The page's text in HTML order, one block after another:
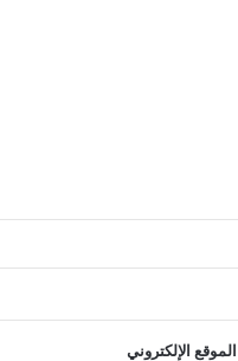
الموقع الإلكتروني